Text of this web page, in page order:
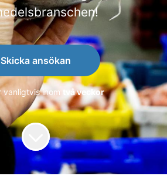
Skicka ansökan
vanligtvis inom två veckor